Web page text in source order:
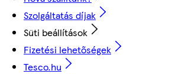
Szolgáltatás díjak
Süti beállítások
Fizetési lehetőségek
Tesco.hu